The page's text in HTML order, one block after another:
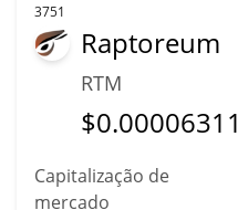
3751
Raptoreum
RTM
$0.00006311
Capitalização de
mercado